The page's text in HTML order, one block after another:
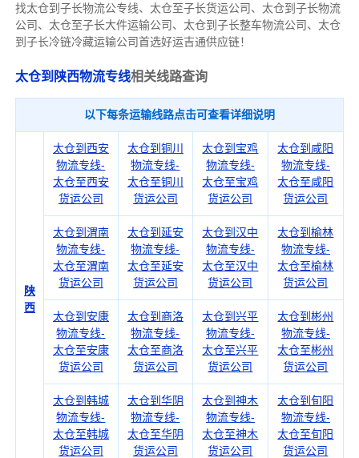
找太仓到子长物流公专线、太仓至子长货运公司、太仓到子长物流
公司、太仓至子长大件运输公司、太仓到子长整车物流公司、太仓
到子长冷链冷藏运输公司首选好运吉通供应链！
太仓到陕西物流专线相关线路查询
以下每条运输线路点击可查看详细说明
陕
西
太仓到西安
物流专线-
太仓至西安
货运公司
太仓到铜川
物流专线-
太仓至铜川
货运公司
太仓到宝鸡
物流专线-
太仓至宝鸡
货运公司
太仓到咸阳
物流专线-
太仓至咸阳
货运公司
太仓到渭南
物流专线-
太仓至渭南
货运公司
太仓到延安
物流专线-
太仓至延安
货运公司
太仓到汉中
物流专线-
太仓至汉中
货运公司
太仓到榆林
物流专线-
太仓至榆林
货运公司
太仓到安康
物流专线-
太仓至安康
货运公司
太仓到商洛
物流专线-
太仓至商洛
货运公司
太仓到兴平
物流专线-
太仓至兴平
货运公司
太仓到彬州
物流专线-
太仓至彬州
货运公司
太仓到韩城
物流专线-
太仓至韩城
货运公司
太仓到华阴
物流专线-
太仓至华阴
货运公司
太仓到神木
物流专线-
太仓至神木
货运公司
太仓到旬阳
物流专线-
太仓至旬阳
货运公司